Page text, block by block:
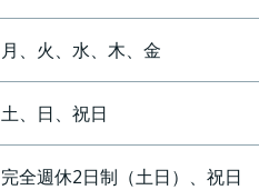
月、火、水、木、金
土、日、祝日
完全週休2日制（土日）、祝日